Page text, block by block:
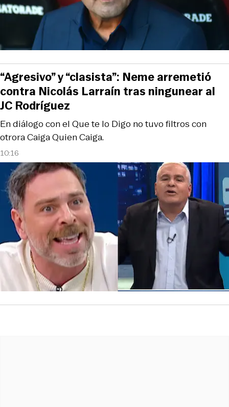
10:16
En diálogo con el Que te lo Digo no tuvo filtros con
otrora Caiga Quien Caiga.
“Agresivo” y “clasista”: Neme arremetió
contra Nicolás Larraín tras ningunear al
JC Rodríguez